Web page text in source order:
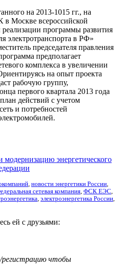
на 2013-1015 гг., на
Москве всероссийской
программы развития
электротранспорта в РФ»
председателя правления
предполагает
комплекса в увеличении
на опыт проекта
рабочую группу,
первого квартала 2013 года
действий с учетом
и потребностей
энергетического
новости энергетики России
сетевая компания ФСК ЕЭС
электроэнергетика России
ей с друзьями:
чтобы